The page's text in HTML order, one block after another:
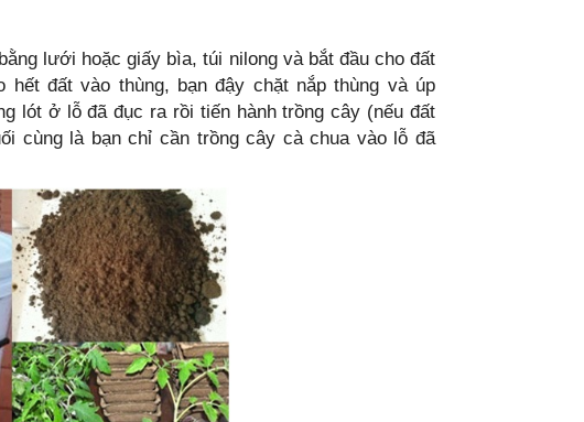
lưới hoặc giấy bìa, túi nilong và bắt đầu cho đất
đất vào thùng, bạn đậy chặt nắp thùng và úp
lót ở lỗ đã đục ra rồi tiến hành trồng cây (nếu đất
cùng là bạn chỉ cần trồng cây cà chua vào lỗ đã